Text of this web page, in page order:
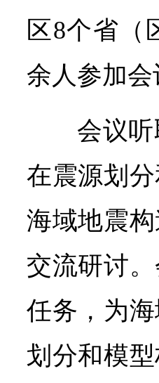
区8个省（
余人参加会
会议
在震源划
海域地震
交流研讨
任务，为
划分和模